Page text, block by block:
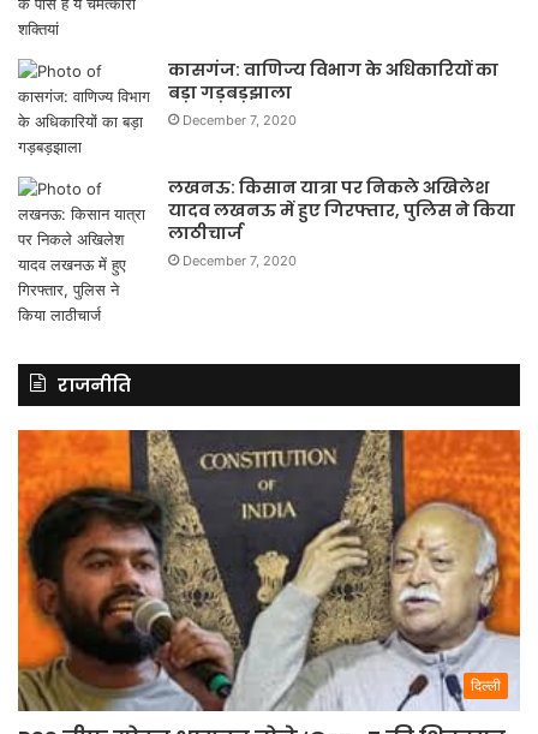
कासगंज: वाणिज्य विभाग के अधिकारियों का
बड़ा गड़बड़झाला
December 7, 2020
लखनऊ: किसान यात्रा पर निकले अखिलेश
यादव लखनऊ में हुए गिरफ्तार, पुलिस ने किया
लाठीचार्ज
December 7, 2020
राजनीति
दिल्ली